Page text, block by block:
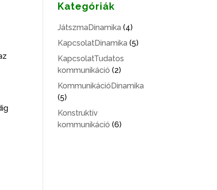
Kategóriák
JátszmaDinamika (4)
KapcsolatDinamika (5)
KapcsolatTudatos
kommunikáció (2)
KommunikációDinamika
(5)
Konstruktív
kommunikáció (6)